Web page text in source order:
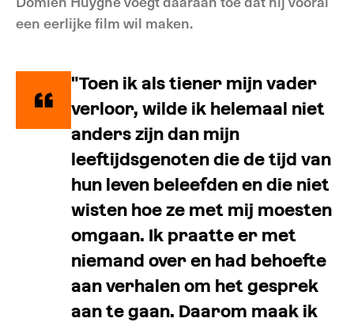
een eerlijke film wil maken.
"Toen ik als tiener mijn vader
verloor, wilde ik helemaal niet
anders zijn dan mijn
leeftijdsgenoten die de tijd van
hun leven beleefden en die niet
wisten hoe ze met mij moesten
omgaan. Ik praatte er met
niemand over en had behoefte
aan verhalen om het gesprek
aan te gaan. Daarom maak ik